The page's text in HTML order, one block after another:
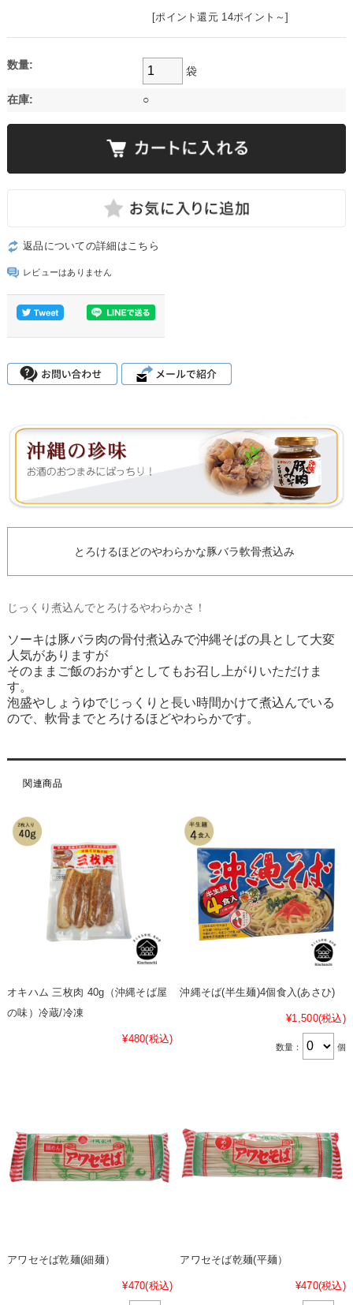
[ポイント還元 14ポイント～]
数量:
袋
在庫: ○
返品についての詳細はこちら
レビューはありません
とろけるほどのやわらかな豚バラ軟骨煮込み
じっくり煮込んでとろけるやわらかさ！
ソーキは豚バラ肉の骨付煮込みで沖縄そばの具として大変
人気がありますが
そのままご飯のおかずとしてもお召し上がりいただけま
す。
泡盛やしょうゆでじっくりと長い時間かけて煮込んでいる
ので、軟骨までとろけるほどやわらかです。
関連商品
オキハム 三枚肉 40g（沖縄そば屋
の味）冷蔵/冷凍
¥480(税込)
沖縄そば(半生麺)4個食入(あさひ)
¥1,500(税込)
数量： 個
アワセそば乾麺(細麺）
¥470(税込)
アワセそば乾麺(平麺）
¥470(税込)